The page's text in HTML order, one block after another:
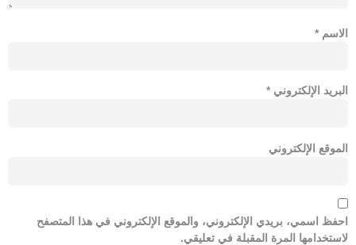
الاسم *
البريد الإلكتروني *
الموقع الإلكتروني
احفظ اسمي، بريدي الإلكتروني، والموقع الإلكتروني في هذا المتصفح
لاستخدامها المرة المقبلة في تعليقي.